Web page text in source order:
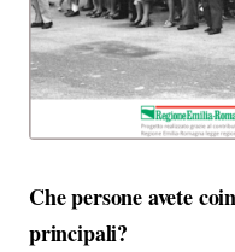
Che persone avete
principali?